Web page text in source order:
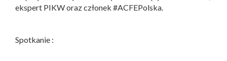
ekspert PIKW oraz członek #ACFEPolska.
Spotkanie :